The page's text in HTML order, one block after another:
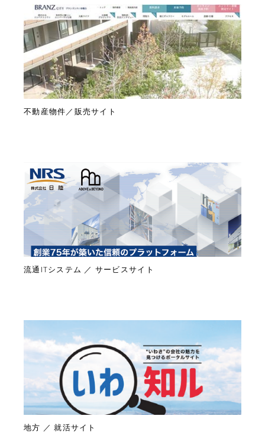
不動産物件／販売サイト
流通ITシステム ／ サービスサイト
地方 ／ 就活サイト